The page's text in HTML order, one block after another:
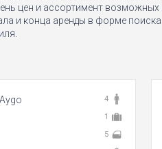
цен и ассортимент возможных
и конца аренды в форме
4
1
5